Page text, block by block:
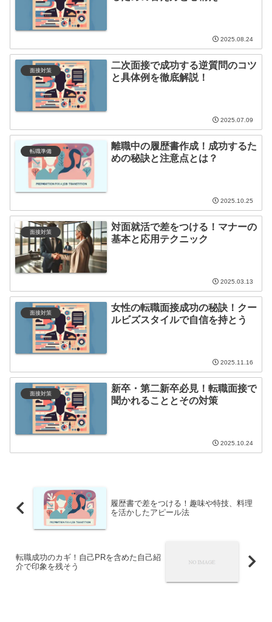
2025.08.24
面接対策
二次面接で成功する逆質問のコツ
と具体例を徹底解説！
2025.07.09
転職準備
離職中の履歴書作成！成功するた
めの秘訣と注意点とは？
2025.10.25
面接対策
対面就活で差をつける！マナーの
基本と応用テクニック
2025.03.13
面接対策
女性の転職面接成功の秘訣！クー
ルビズスタイルで自信を持とう
2025.11.16
面接対策
新卒・第二新卒必見！転職面接で
聞かれることとその対策
2025.10.24
履歴書で差をつける！趣味や特技、料理
を活かしたアピール法
転職成功のカギ！自己PRを含めた自己紹
介で印象を残そう